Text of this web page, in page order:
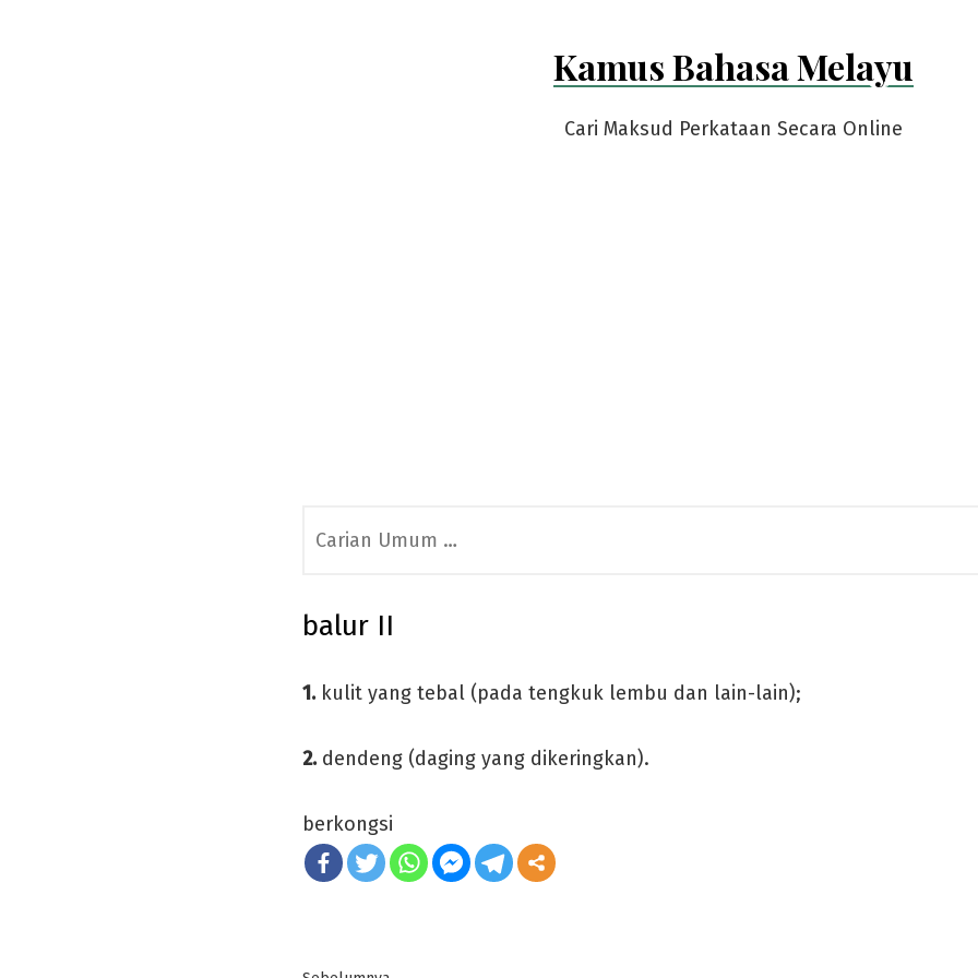
Kamus Bahasa Melayu
Cari Maksud Perkataan Secara Online
for:
balur II
1.kulit yang tebal (pada tengkuk lembu dan lain-lain);
2.dendeng (daging yang dikeringkan).
berkongsi